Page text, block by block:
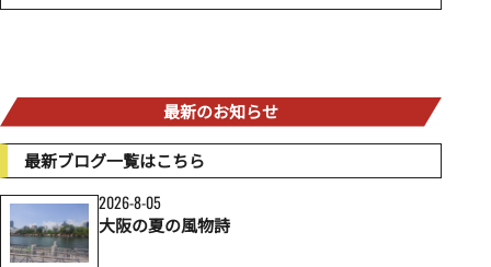
最新のお知らせ
最新ブログ一覧はこちら
2026-8-05
大阪の夏の風物詩